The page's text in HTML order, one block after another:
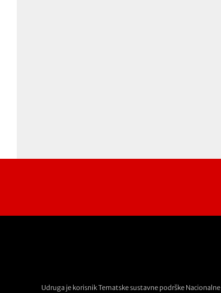
Udruga je korisnik Tematske sustavne podrške Nacionalne